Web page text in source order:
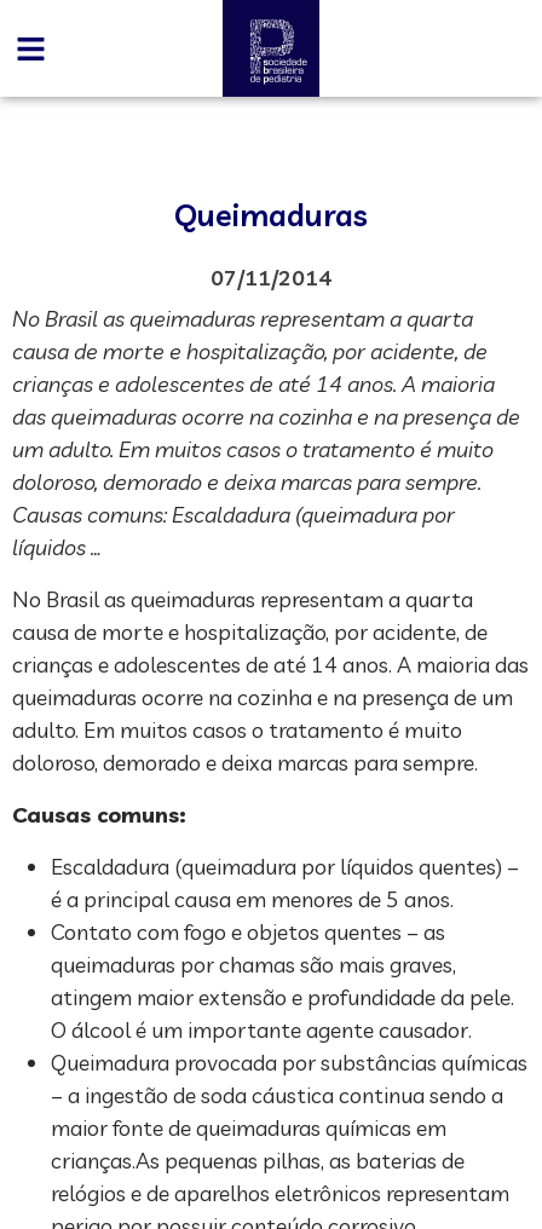
Queimaduras
07/11/2014
No Brasil as queimaduras representam a quarta
causa de morte e hospitalização, por acidente, de
crianças e adolescentes de até 14 anos. A maioria
das queimaduras ocorre na cozinha e na presença de
um adulto. Em muitos casos o tratamento é muito
doloroso, demorado e deixa marcas para sempre.
Causas comuns: Escaldadura (queimadura por
líquidos …
No Brasil as queimaduras representam a quarta
causa de morte e hospitalização, por acidente, de
crianças e adolescentes de até 14 anos. A maioria das
queimaduras ocorre na cozinha e na presença de um
adulto. Em muitos casos o tratamento é muito
doloroso, demorado e deixa marcas para sempre.
Causas comuns:
Escaldadura (queimadura por líquidos quentes) –
é a principal causa em menores de 5 anos.
Contato com fogo e objetos quentes – as
queimaduras por chamas são mais graves,
atingem maior extensão e profundidade da pele.
O álcool é um importante agente causador.
Queimadura provocada por substâncias químicas
– a ingestão de soda cáustica continua sendo a
maior fonte de queimaduras químicas em
crianças.As pequenas pilhas, as baterias de
relógios e de aparelhos eletrônicos representam